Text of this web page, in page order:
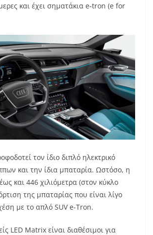
και έχει σηματάκια e-tron (e for
τον ίδιο διπλό ηλεκτρικό
και την ίδια μπαταρία. Ωστόσο, η
και 446 χιλιόμετρα (στον κύκλο
της μπαταρίας που είναι λίγο
με το απλό SUV e-Tron.
LED Matrix είναι διαθέσιμοι για